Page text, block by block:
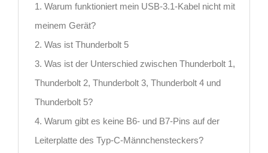
1. Warum funktioniert mein USB-3.1-Kabel nicht mit
meinem Gerät?
2. Was ist Thunderbolt 5
3. Was ist der Unterschied zwischen Thunderbolt 1,
Thunderbolt 2, Thunderbolt 3, Thunderbolt 4 und
Thunderbolt 5?
4. Warum gibt es keine B6- und B7-Pins auf der
Leiterplatte des Typ-C-Männchensteckers?